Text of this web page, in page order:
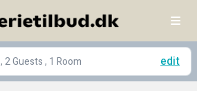
, 2 Guests , 1 Room edit